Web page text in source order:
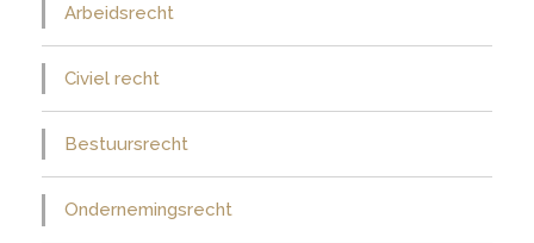
Arbeidsrecht
Civiel recht
Bestuursrecht
Ondernemingsrecht